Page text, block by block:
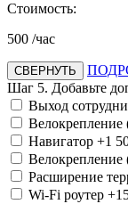
Стоимость:
500 /час
СВЕРНУТЬ
Шаг 5. Добавьте
Выход
Велокрепление
Навигатор +1
Велокрепление
Расширение
Wi-Fi роутер